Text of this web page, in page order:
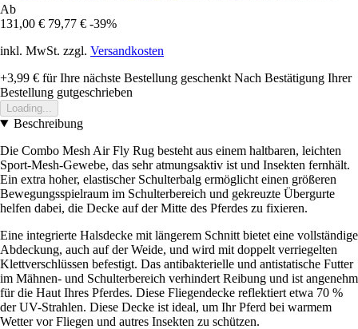
Ab
131,00 € 79,77 € -39%
inkl. MwSt. zzgl. Versandkosten
+3,99 € für Ihre nächste Bestellung geschenkt Nach Bestätigung Ihrer
Bestellung gutgeschrieben
Loading...
Beschreibung
Die Combo Mesh Air Fly Rug besteht aus einem haltbaren, leichten
Sport-Mesh-Gewebe, das sehr atmungsaktiv ist und Insekten fernhält.
Ein extra hoher, elastischer Schulterbalg ermöglicht einen größeren
Bewegungsspielraum im Schulterbereich und gekreuzte Übergurte
helfen dabei, die Decke auf der Mitte des Pferdes zu fixieren.
Eine integrierte Halsdecke mit längerem Schnitt bietet eine vollständige
Abdeckung, auch auf der Weide, und wird mit doppelt verriegelten
Klettverschlüssen befestigt. Das antibakterielle und antistatische Futter
im Mähnen- und Schulterbereich verhindert Reibung und ist angenehm
für die Haut Ihres Pferdes. Diese Fliegendecke reflektiert etwa 70 %
der UV-Strahlen. Diese Decke ist ideal, um Ihr Pferd bei warmem
Wetter vor Fliegen und autres Insekten zu schützen.